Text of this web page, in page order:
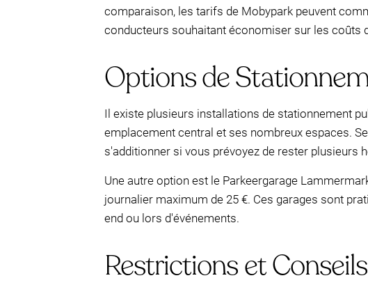
comparaison, les tarifs de Mobypark peuvent
conducteurs souhaitant économiser sur les coûts
Options de
Il existe plusieurs installations de stationnement
emplacement central et ses nombreux espaces.
s'additionner si vous prévoyez de rester plusieurs
Une autre option est le Parkeergarage
journalier maximum de 25 €. Ces garages sont
end ou lors d'événements.
Restrictions et